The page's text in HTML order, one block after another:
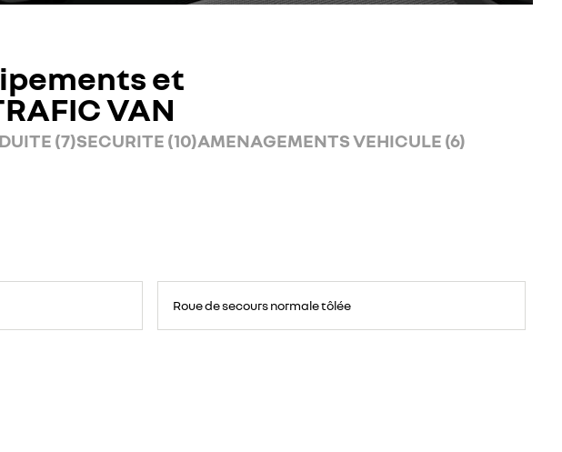
et
VAN
(7)SECURITE (10)AMENAGEMENTS VEHICULE (6)
secours
Roue de secours normale tôlée